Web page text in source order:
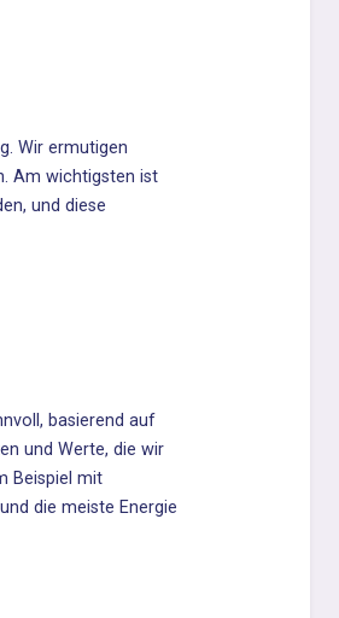
Wir ermutigen
Am wichtigsten ist
und diese
basierend auf
und Werte, die wir
Beispiel mit
die meiste Energie